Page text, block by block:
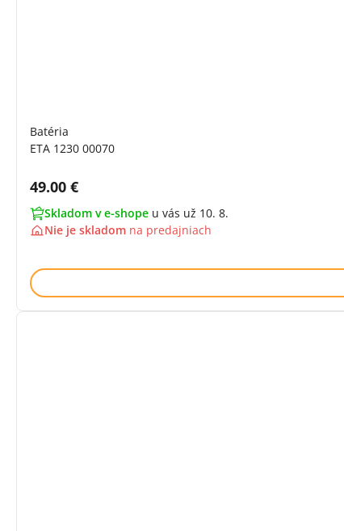
Batéria
ETA 1230 00070
Cena s DPH:
49.00 €
Skladom v e-shope u vás už 10. 8.
Nie je skladom na predajniach